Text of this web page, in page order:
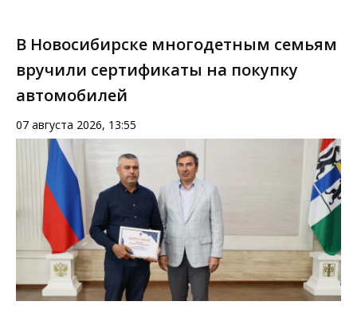
В Новосибирске многодетным семьям
вручили сертификаты на покупку
автомобилей
07 августа 2026, 13:55